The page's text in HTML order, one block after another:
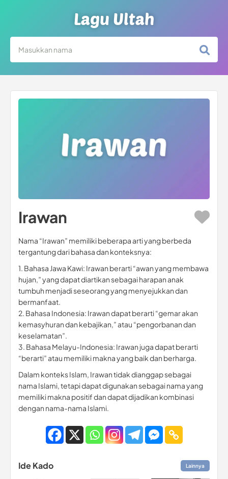
Lagu Ultah
Irawan
Nama “Irawan” memiliki beberapa arti yang berbeda
tergantung dari bahasa dan konteksnya:
1. Bahasa Jawa Kawi: Irawan berarti “awan yang membawa
hujan,” yang dapat diartikan sebagai harapan anak
tumbuh menjadi seseorang yang menyejukkan dan
bermanfaat.
2. Bahasa Indonesia: Irawan dapat berarti “gemar akan
kemasyhuran dan kebajikan,” atau “pengorbanan dan
keselamatan”.
3. Bahasa Melayu-Indonesia: Irawan juga dapat berarti
“berarti” atau memiliki makna yang baik dan berharga.
Dalam konteks Islam, Irawan tidak dianggap sebagai
nama Islami, tetapi dapat digunakan sebagai nama yang
memiliki makna positif dan dapat dijadikan kombinasi
dengan nama-nama Islami.
Ide Kado Lainnya